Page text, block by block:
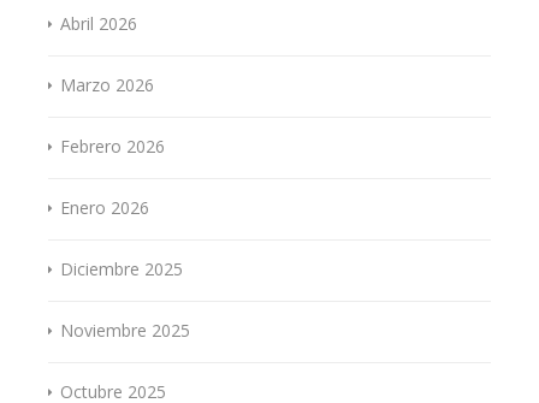
Abril 2026
Marzo 2026
Febrero 2026
Enero 2026
Diciembre 2025
Noviembre 2025
Octubre 2025